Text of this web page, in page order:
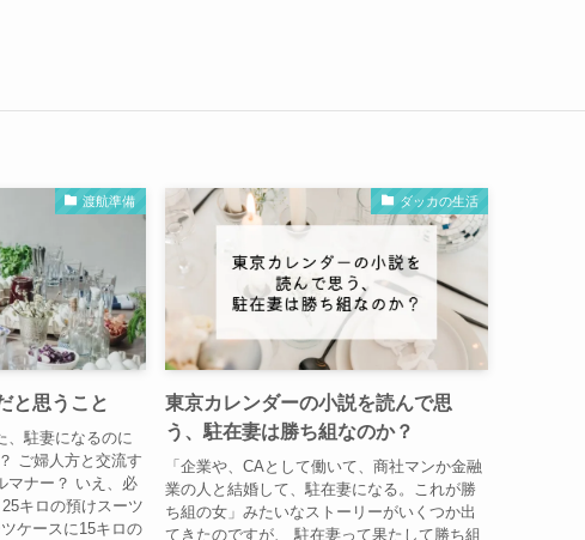
渡航準備
と思うこと
、駐妻になるのに
ご婦人方と交流す
マナー？ いえ、必
キロの預けスーツ
ケースに15キロの
ダッカの生活
東京カレンダーの小説を読んで思
う、駐在妻は勝ち組なのか？
「企業や、CAとして働いて、商社マンか金融
業の人と結婚して、駐在妻になる。これが勝
ち組の女」みたいなストーリーがいくつか出
てきたのですが、 駐在妻って果たして勝ち組